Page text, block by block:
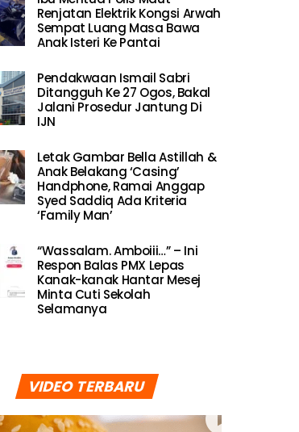
Renjatan Elektrik Kongsi Arwah
Sempat Luang Masa Bawa
Anak Isteri Ke Pantai
Pendakwaan Ismail Sabri
Ditangguh Ke 27 Ogos, Bakal
Jalani Prosedur Jantung Di
IJN
Letak Gambar Bella Astillah &
Anak Belakang ‘Casing’
Handphone, Ramai Anggap
Syed Saddiq Ada Kriteria
‘Family Man’
“Wassalam. Amboiii…” – Ini
Respon Balas PMX Lepas
Kanak-kanak Hantar Mesej
Minta Cuti Sekolah
Selamanya
VIDEO TERBARU